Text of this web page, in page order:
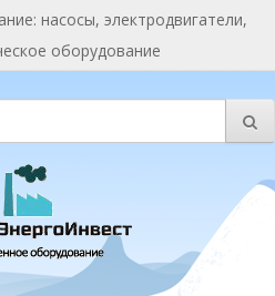
насосы, электродвигатели,
оборудование